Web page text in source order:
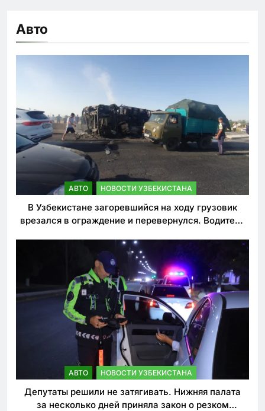
Авто
АВТО НОВОСТИ УЗБЕКИСТАНА
В Узбекистане загоревшийся на ходу грузовик
врезался в ограждение и перевернулся. Водитель
АВТО НОВОСТИ УЗБЕКИСТАНА
Депутаты решили не затягивать. Нижняя палата
за несколько дней приняла закон о резком